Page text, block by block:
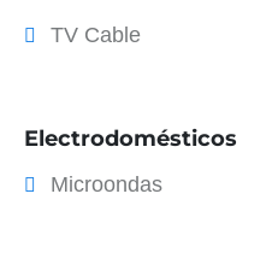
TV Cable
Electrodomésticos
Microondas